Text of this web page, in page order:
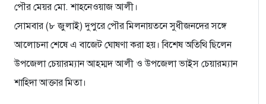
পৌর মেয়র মো. শাহনেওয়াজ আলী।
সোমবার (৮ জুলাই) দুপুরে পৌর মিলনায়তনে সুধীজনদের সঙ্গে
আলোচনা শেষে এ বাজেট ঘোষণা করা হয়। বিশেষ অতিথি ছিলেন
উপজেলা চেয়ারম্যান আহম্মদ আলী ও উপজেলা ভাইস চেয়ারম্যান
শাহিদা আক্তার মিতা।